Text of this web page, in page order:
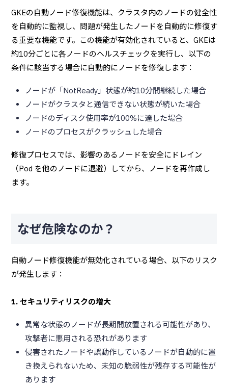
GKEの自動ノード修復機能は、クラスタ内のノードの健全性
を自動的に監視し、問題が発生したノードを自動的に修復す
る重要な機能です。この機能が有効化されていると、GKEは
約10分ごとに各ノードのヘルスチェックを実行し、以下の
条件に該当する場合に自動的にノードを修復します：
ノードが「NotReady」状態が約10分間継続した場合
ノードがクラスタと通信できない状態が続いた場合
ノードのディスク使用率が100%に達した場合
ノードのプロセスがクラッシュした場合
修復プロセスでは、影響のあるノードを安全にドレイン
（Pod を他のノードに退避）してから、ノードを再作成し
ます。
なぜ危険なのか？
自動ノード修復機能が無効化されている場合、以下のリスク
が発生します：
1. セキュリティリスクの増大
異常な状態のノードが長期間放置される可能性があり、
攻撃者に悪用される恐れがあります
侵害されたノードや誤動作しているノードが自動的に置
き換えられないため、未知の脆弱性が残存する可能性が
あります